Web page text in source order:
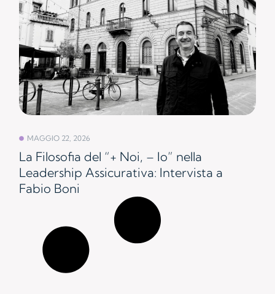
MAGGIO 22, 2026
La Filosofia del “+ Noi, – Io” nella
Leadership Assicurativa: Intervista a
Fabio Boni